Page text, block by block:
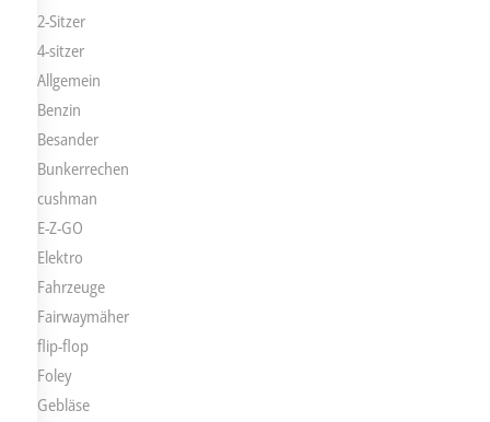
2-Sitzer
4-sitzer
Allgemein
Benzin
Besander
Bunkerrechen
cushman
E-Z-GO
Elektro
Fahrzeuge
Fairwaymäher
flip-flop
Foley
Gebläse